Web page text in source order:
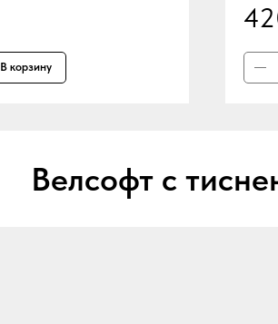
В корзину
Велсофт с